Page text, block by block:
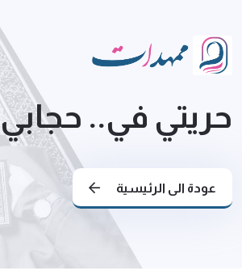
حريتي في.. حجابي
عودة الى الرئيسية